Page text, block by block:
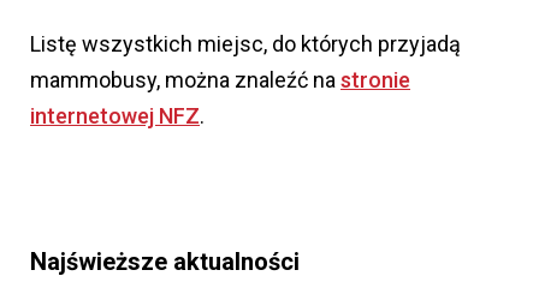
Listę wszystkich miejsc, do których przyjadą
mammobusy, można znaleźć na stronie
internetowej NFZ.
Najświeższe aktualności